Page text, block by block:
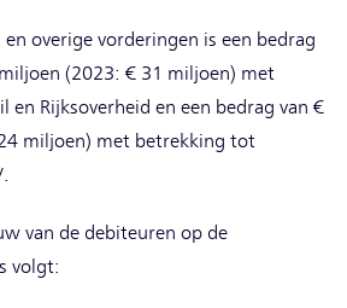
overige vorderingen is een bedrag
(2023: € 31 miljoen) met
en Rijksoverheid en een bedrag van €
miljoen) met betrekking tot
van de debiteuren op de
volgt: